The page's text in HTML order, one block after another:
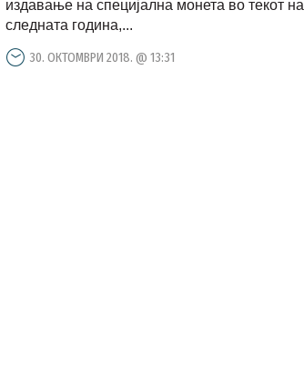
издавање на специјална монета во текот на
следната година,...
30. ОКТОМВРИ 2018. @ 13:31